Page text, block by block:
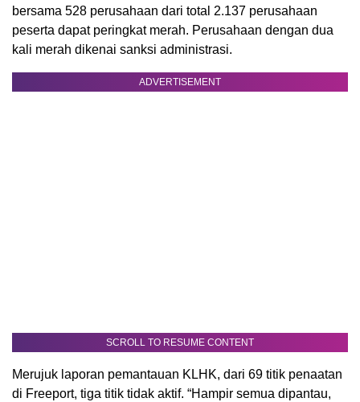
bersama 528 perusahaan dari total 2.137 perusahaan
peserta dapat peringkat merah. Perusahaan dengan dua
kali merah dikenai sanksi administrasi.
ADVERTISEMENT
SCROLL TO RESUME CONTENT
Merujuk laporan pemantauan KLHK, dari 69 titik penaatan
di Freeport, tiga titik tidak aktif. “Hampir semua dipantau,